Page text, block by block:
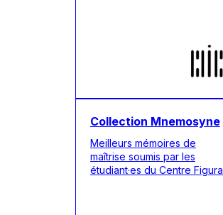
Collection Mnemosyne
Meilleurs mémoires de
maîtrise soumis par les
étudiant·es du Centre Figura